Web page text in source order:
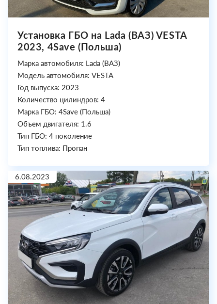
Установка ГБО на Lada (ВАЗ) VESTA
2023, 4Save (Польша)
Марка автомобиля: Lada (ВАЗ)
Модель автомобиля: VESTA
Год выпуска: 2023
Количество цилиндров: 4
Марка ГБО: 4Save (Польша)
Объем двигателя: 1.6
Тип ГБО: 4 поколение
Тип топлива: Пропан
6.08.2023